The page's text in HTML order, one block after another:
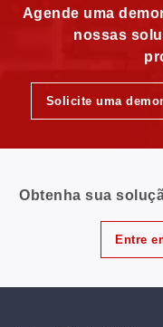
Agende uma
nossas
Solicite uma
Obtenha sua
Entre